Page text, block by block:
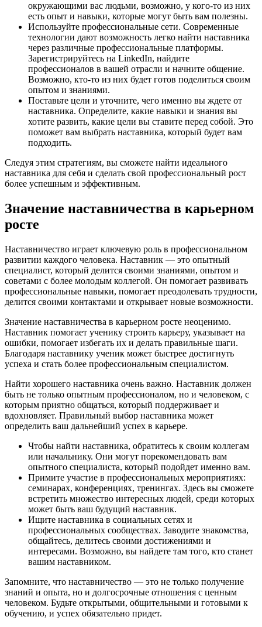
окружающими вас людьми, возможно, у кого-то из них
есть опыт и навыки, которые могут быть вам полезны.
Используйте профессиональные сети. Современные
технологии дают возможность легко найти наставника
через различные профессиональные платформы.
Зарегистрируйтесь на LinkedIn, найдите
профессионалов в вашей отрасли и начните общение.
Возможно, кто-то из них будет готов поделиться своим
опытом и знаниями.
Поставьте цели и уточните, чего именно вы ждете от
наставника. Определите, какие навыки и знания вы
хотите развить, какие цели вы ставите перед собой. Это
поможет вам выбрать наставника, который будет вам
подходить.
Следуя этим стратегиям, вы сможете найти идеального
наставника для себя и сделать свой профессиональный рост
более успешным и эффективным.
Значение наставничества в карьерном
росте
Наставничество играет ключевую роль в профессиональном
развитии каждого человека. Наставник — это опытный
специалист, который делится своими знаниями, опытом и
советами с более молодым коллегой. Он помогает развивать
профессиональные навыки, помогает преодолевать трудности,
делится своими контактами и открывает новые возможности.
Значение наставничества в карьерном росте неоценимо.
Наставник помогает ученику строить карьеру, указывает на
ошибки, помогает избегать их и делать правильные шаги.
Благодаря наставнику ученик может быстрее достигнуть
успеха и стать более профессиональным специалистом.
Найти хорошего наставника очень важно. Наставник должен
быть не только опытным профессионалом, но и человеком, с
которым приятно общаться, который поддерживает и
вдохновляет. Правильный выбор наставника может
определить ваш дальнейший успех в карьере.
Чтобы найти наставника, обратитесь к своим коллегам
или начальнику. Они могут порекомендовать вам
опытного специалиста, который подойдет именно вам.
Примите участие в профессиональных мероприятиях:
семинарах, конференциях, тренингах. Здесь вы сможете
встретить множество интересных людей, среди которых
может быть ваш будущий наставник.
Ищите наставника в социальных сетях и
профессиональных сообществах. Заводите знакомства,
общайтесь, делитесь своими достижениями и
интересами. Возможно, вы найдете там того, кто станет
вашим наставником.
Запомните, что наставничество — это не только получение
знаний и опыта, но и долгосрочные отношения с ценным
человеком. Будьте открытыми, общительными и готовыми к
обучению, и успех обязательно придет.